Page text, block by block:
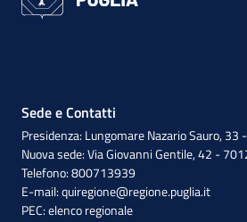
Sede e Contatti
Presidenza: Lungomare Nazario Sauro, 33
Nuova sede: Via Giovanni Gentile, 42 -
Telefono: 800713939
E-mail:quiregione@regione.puglia.it
PEC:elenco regionale